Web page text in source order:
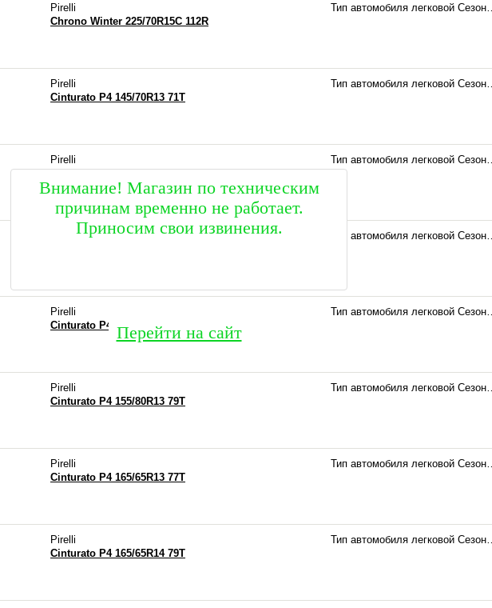
Внимание! Магазин по техническим
причинам временно не работает.
Приносим свои извинения.
Перейти на сайт
Pirelli
Chrono Winter 225/70R15C 112R
Тип автомобиля легковой Сезон…
Pirelli
Cinturato P4 145/70R13 71T
Тип автомобиля легковой Сезон…
Pirelli
Cinturato P4 145/80R13 75T
Тип автомобиля легковой Сезон…
Тип автомобиля легковой Сезон…
Pirelli
Cinturato P4 155/65R14 75T
Тип автомобиля легковой Сезон…
Pirelli
Cinturato P4 155/80R13 79T
Тип автомобиля легковой Сезон…
Pirelli
Cinturato P4 165/65R13 77T
Тип автомобиля легковой Сезон…
Pirelli
Cinturato P4 165/65R14 79T
Тип автомобиля легковой Сезон…